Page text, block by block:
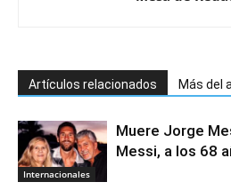
Artículos relacionados Más del
Internacionales
Muere Jorge
Messi, a los 68